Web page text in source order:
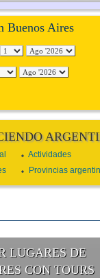
Buenos Aires
Actividades
Provincias
LUGARES DE
CON TOURS